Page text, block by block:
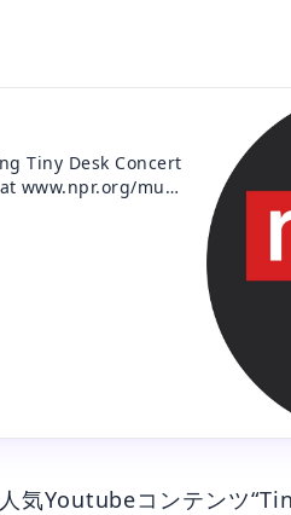
Tiny Desk Concert
www.npr.org/musi
気Youtubeコンテンツ